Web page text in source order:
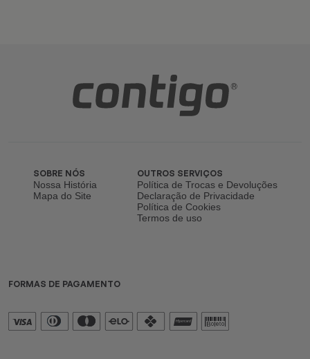
SOBRE NÓS
Nossa História
Mapa do Site
OUTROS SERVIÇOS
Política de Trocas e Devoluções
Declaração de Privacidade
Política de Cookies
Termos de uso
FORMAS DE PAGAMENTO